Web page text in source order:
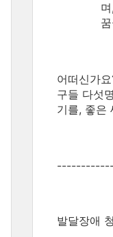
어떠신가
구들 다섯
기를, 좋은
발달장애